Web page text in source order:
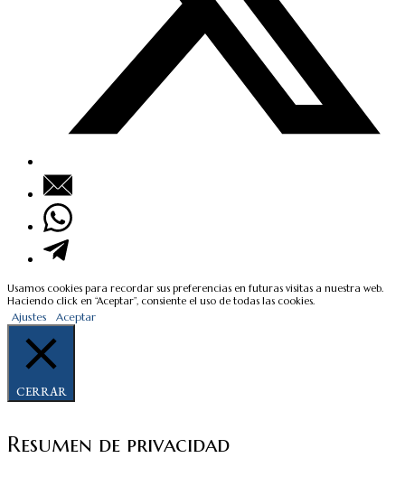
Usamos cookies para recordar sus preferencias en futuras visitas a nuestra web.
Haciendo click en “Aceptar”, consiente el uso de todas las cookies.
Ajustes Aceptar
CERRAR
Resumen de privacidad